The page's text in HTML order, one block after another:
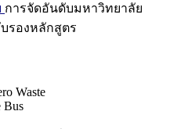
การจัดอันดับมหาวิทยาลัย
รองหลักสูตร
Waste
Bus